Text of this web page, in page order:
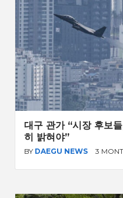
대구 관가 “시장 후보
히 밝혀야”
BY DAEGU NEWS 3